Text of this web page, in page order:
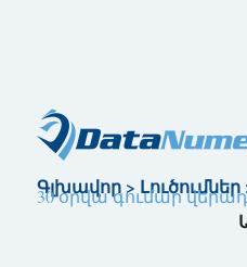
30 օրվա գումար
Գլխավոր> Լուծումներ